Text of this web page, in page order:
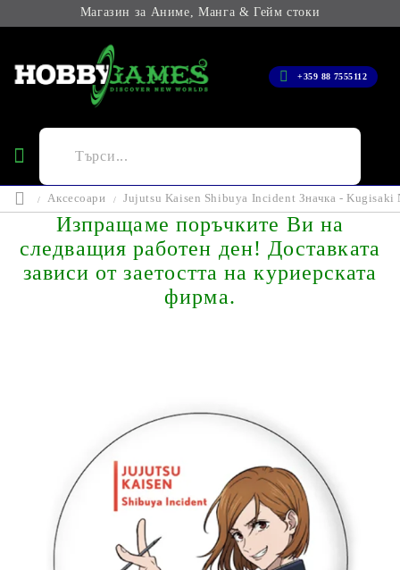
Магазин за Аниме, Манга & Гейм стоки
+359 88 7555112
Аксесоари Jujutsu Kaisen Shibuya Incident Значкa -
Изпращаме поръчките Ви на
следващия работен ден! Доставката
зависи от заетостта на куриерската
фирма.